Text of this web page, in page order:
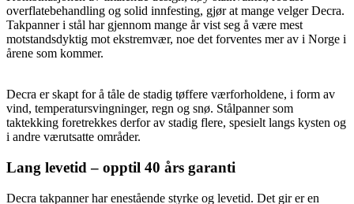
overflatebehandling og solid innfesting, gjør at mange velger Decra.
Takpanner i stål har gjennom mange år vist seg å være mest
motstandsdyktig mot ekstremvær, noe det forventes mer av i Norge i
årene som kommer.
Decra er skapt for å tåle de stadig tøffere værforholdene, i form av
vind, temperatursvingninger, regn og snø. Stålpanner som
taktekking foretrekkes derfor av stadig flere, spesielt langs kysten og
i andre værutsatte områder.
Lang levetid – opptil 40 års garanti
Decra takpanner har enestående styrke og levetid. Det gir er en